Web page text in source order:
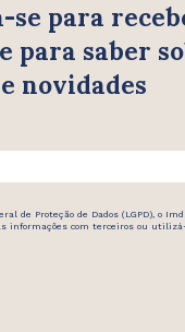
se para
para saber
novidades
de Proteção de Dados (LGPD), o
informações com terceiros ou utilizá-